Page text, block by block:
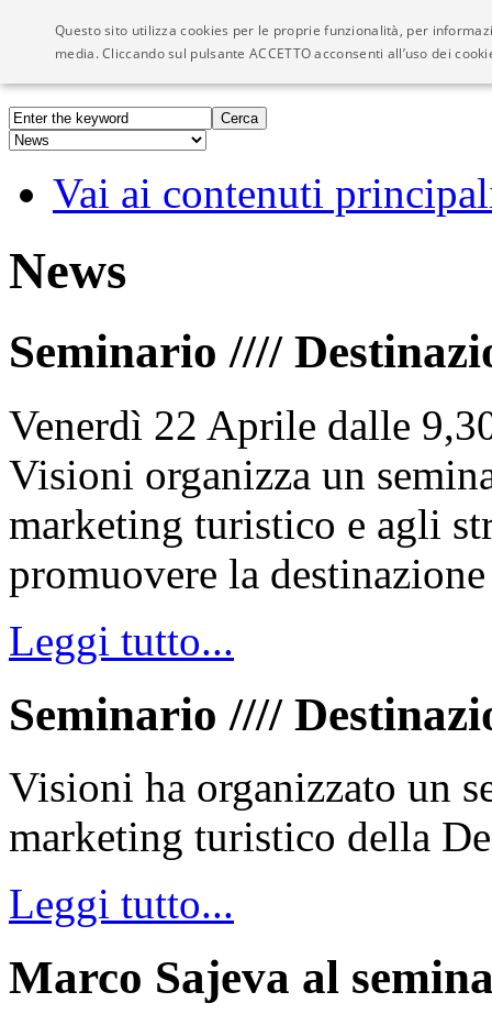
Visioni - We Network
Vai ai contenuti
News
Seminario ////
Venerdì 22 Aprile dalle
Visioni organizza un
marketing turistico e agli
promuovere la
Leggi tutto...
Seminario ////
Visioni ha organizzato un
marketing turistico della
Leggi tutto...
Marco Sajeva al
Questo sito utilizza cookies per le proprie funzionalità, per
media. Cliccando sul pulsante ACCETTO acconsenti all’uso dei